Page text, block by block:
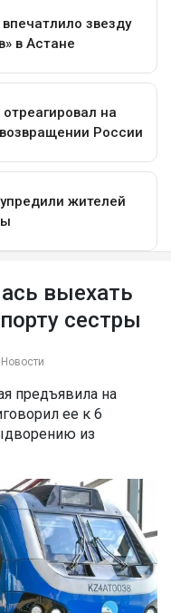
выехать
сестры
Новости
предъявила на
ее к 6
из